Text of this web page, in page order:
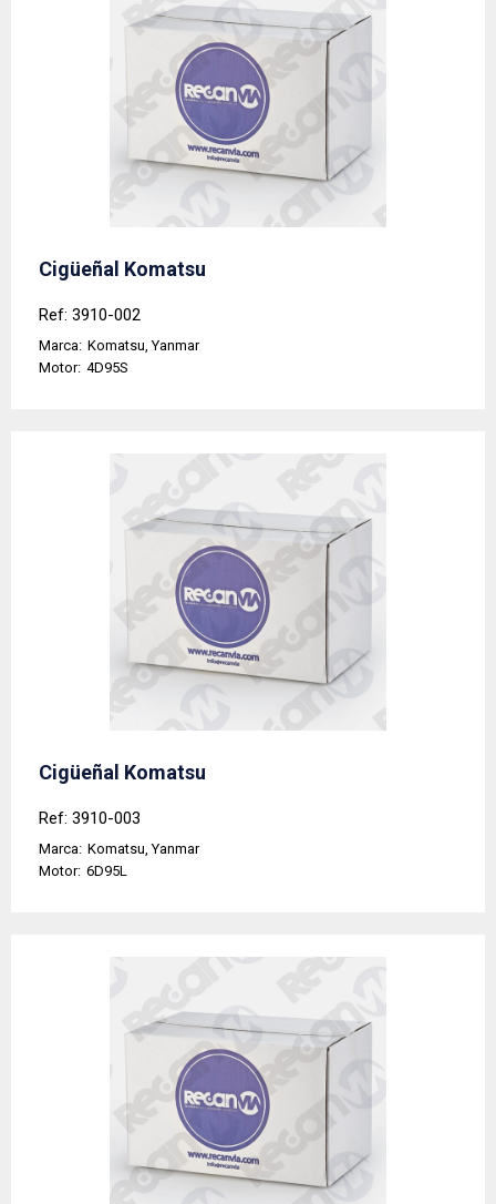
Cigüeñal Komatsu
Ref: 3910-002
Marca: Komatsu, Yanmar
Motor: 4D95S
Cigüeñal Komatsu
Ref: 3910-003
Marca: Komatsu, Yanmar
Motor: 6D95L